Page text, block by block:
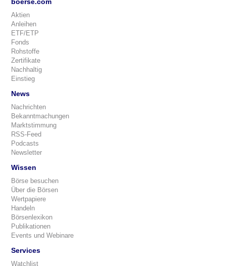
Aktien
Anleihen
ETF/ETP
Fonds
Rohstoffe
Zertifikate
Nachhaltig
Einstieg
News
Nachrichten
Bekanntmachungen
Marktstimmung
RSS-Feed
Podcasts
Newsletter
Wissen
Börse besuchen
Über die Börsen
Wertpapiere
Handeln
Börsenlexikon
Publikationen
Events und Webinare
Services
Watchlist